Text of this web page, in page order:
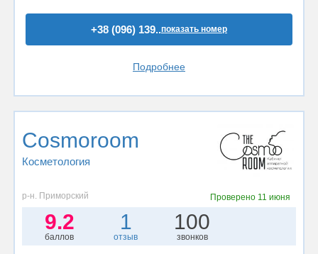
+38 (096) 139..показать номер
Подробнее
Cosmoroom
Косметология
р-н. Приморский Проверено 11 июня
9.2
баллов
1
отзыв
100
звонков